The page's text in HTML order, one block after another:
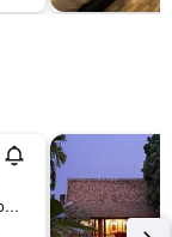
46-48 Charoenprathet Road, Changklan, 치앙마이, 태국